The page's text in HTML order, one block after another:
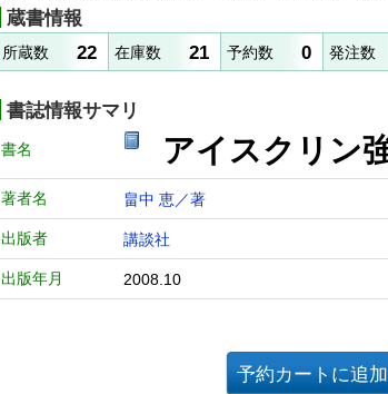
蔵書情報
所蔵数 22 在庫数 21 予約数 0 発注数
書誌情報サマリ
書名 アイスクリン
著者名 畠中 恵／著
出版者 講談社
出版年月 2008.10